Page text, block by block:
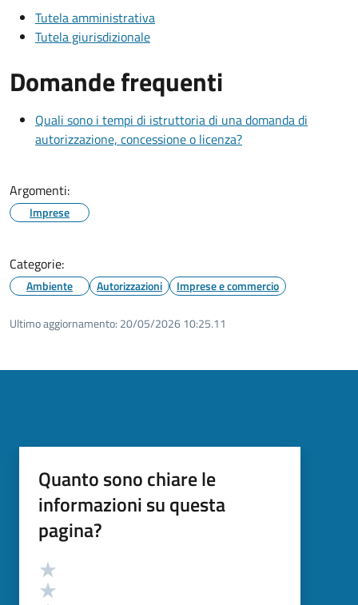
Tutela amministrativa
Tutela giurisdizionale
Domande frequenti
Quali sono i tempi di istruttoria di una domanda di
autorizzazione, concessione o licenza?
Argomenti:
Imprese
Categorie:
Ambiente Autorizzazioni Imprese e commercio
Ultimo aggiornamento: 20/05/2026 10:25.11
Quanto sono chiare le
informazioni su questa
pagina?
Valutazione